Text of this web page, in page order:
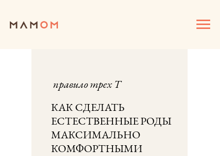
правило трех Т
КАК СДЕЛАТЬ
ЕСТЕСТВЕННЫЕ РОДЫ
МАКСИМАЛЬНО
КОМФОРТНЫМИ